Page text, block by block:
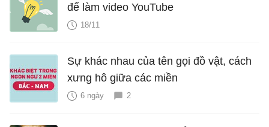
để làm video YouTube
18/11
Sự khác nhau của tên gọi đồ vật, cách
xưng hô giữa các miền
6 ngày 2